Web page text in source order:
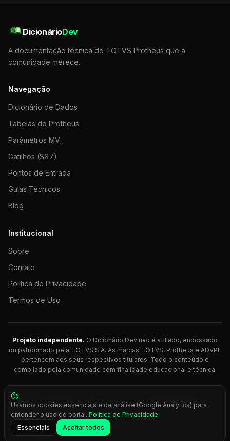
DicionárioDev
A documentação técnica do TOTVS Protheus que a
comunidade merece.
Navegação
Dicionário de Dados
Tabelas do Protheus
Parâmetros MV_
Gatilhos (SX7)
Pontos de Entrada
Guias Técnicos
Blog
Institucional
Sobre
Contato
Política de Privacidade
Termos de Uso
Projeto independente. O Dicionário Dev não é afiliado, endossado
ou patrocinado pela TOTVS S.A. As marcas TOTVS, Protheus e ADVPL
pertencem aos seus respectivos titulares. Todo o conteúdo é
compilado pela comunidade com finalidade educacional e técnica.
© 2026 Dicionário Dev. Feito com 💚 para desenvolvedores
Protheus.
Press Ctrl+K
Usamos cookies essenciais e de análise (Google Analytics) para
entender o uso do portal. Política de Privacidade
Essenciais
Aceitar todos